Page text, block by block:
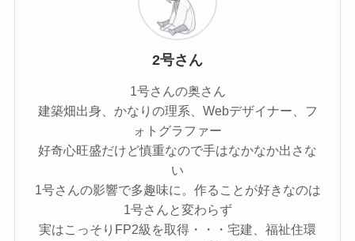
2号さん
1号さんの奥さん
建築畑出身、かなりの理系、Webデザイナー、フ
ォトグラファー
好奇心旺盛だけど慎重なので手はなかなか出さな
い
1号さんの影響で多趣味に。作ることが好きなのは
1号さんと変わらず
実はこっそりFP2級を取得・・・宅建、福祉住環